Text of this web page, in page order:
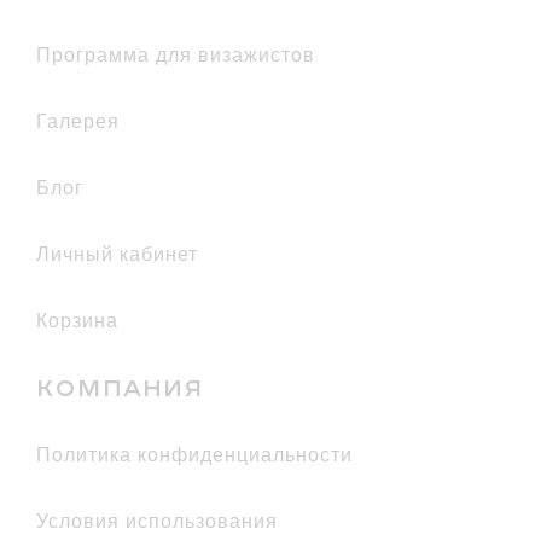
Программа для визажистов
галерея
Блог
Личный кабинет
Корзина
КОМПАНИЯ
политика конфиденциальности
условия использования